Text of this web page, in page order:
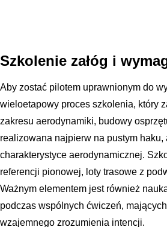
Szkolenie załóg i
Aby zostać pilotem uprawnionym do
wieloetapowy proces szkolenia, który
zakresu aerodynamiki, budowy
realizowana najpierw na pustym
charakterystyce aerodynamicznej.
referencji pionowej, loty trasowe z
Ważnym elementem jest również
podczas wspólnych ćwiczeń,
wzajemnego zrozumienia intencji.